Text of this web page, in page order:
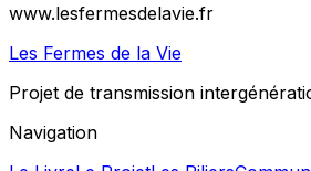
www.lesfermesdelavie.fr
Les Fermes de la Vie
Projet de transmission
Navigation